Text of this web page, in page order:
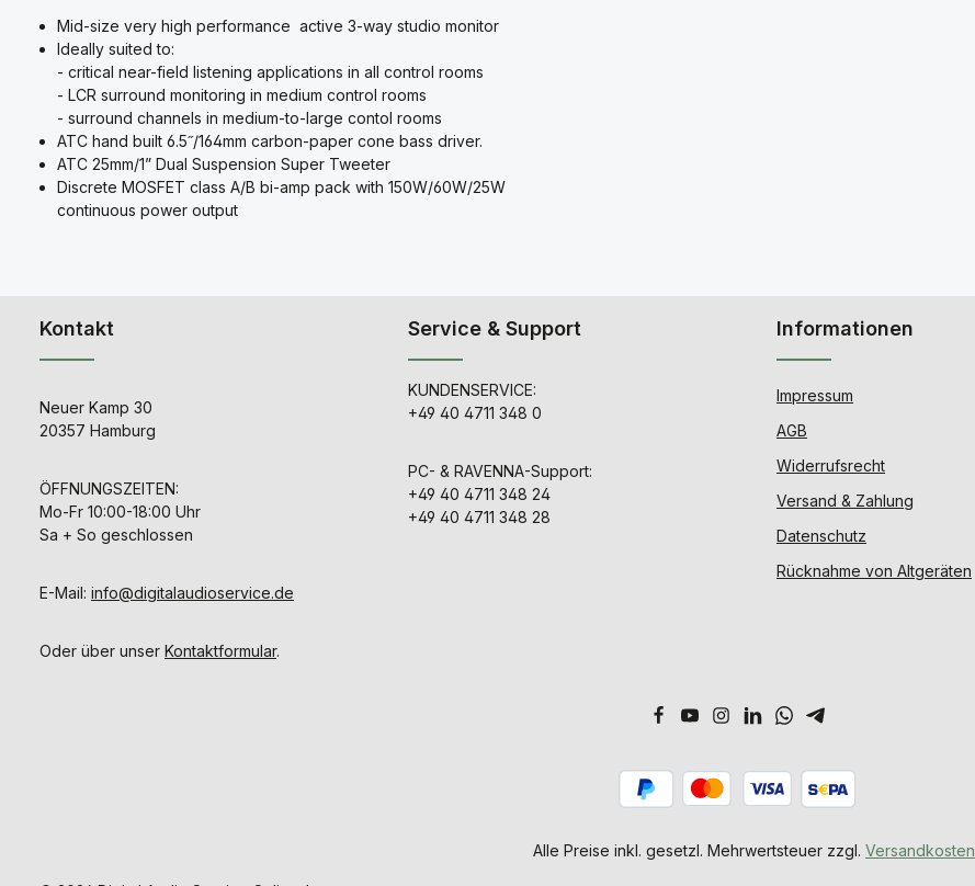
Mid-size very high performance active 3-way studio monitor
Ideally suited to:
- critical near-field listening applications in all control rooms
- LCR surround monitoring in medium control rooms
- surround channels in medium-to-large contol rooms
ATC hand built 6.5˝/164mm carbon-paper cone bass driver.
ATC 25mm/1” Dual Suspension Super Tweeter
Discrete MOSFET class A/B bi-amp pack with 150W/60W/25W
continuous power output
Kontakt
Neuer Kamp 30
20357 Hamburg
ÖFFNUNGSZEITEN:
Mo-Fr 10:00-18:00 Uhr
Sa + So geschlossen
E-Mail: info@digitalaudioservice.de
Oder über unser Kontaktformular.
Service & Support
KUNDENSERVICE:
+49 40 4711 348 0
PC- & RAVENNA-Support:
+49 40 4711 348 24
+49 40 4711 348 28
Informationen
Impressum
AGB
Widerrufsrecht
Versand & Zahlung
Datenschutz
Rücknahme von Altgeräten
Alle Preise inkl. gesetzl. Mehrwertsteuer zzgl. Versandkosten